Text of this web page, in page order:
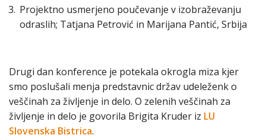
Projektno usmerjeno poučevanje v izobraževanju
odraslih; Tatjana Petrović in Marijana Pantić, Srbija
Drugi dan konference je potekala okrogla miza kjer
smo poslušali menja predstavnic držav udeleženk o
veščinah za življenje in delo. O zelenih veščinah za
življenje in delo je govorila Brigita Kruder iz LU
Slovenska Bistrica.